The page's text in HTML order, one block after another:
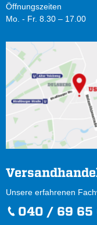
Öffnungszeiten
Mo. - Fr. 8.30 – 17.00
Unsere erfahrenen
040 / 69 65